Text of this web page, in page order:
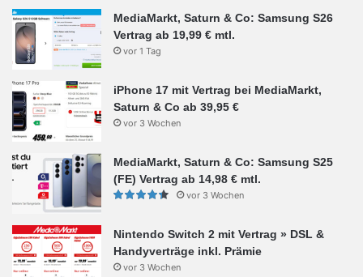
MediaMarkt, Saturn & Co: Samsung S26
Vertrag ab 19,99 € mtl.
vor 1 Tag
iPhone 17 mit Vertrag bei MediaMarkt,
Saturn & Co ab 39,95 €
vor 3 Wochen
MediaMarkt, Saturn & Co: Samsung S25
(FE) Vertrag ab 14,98 € mtl.
vor 3 Wochen
Nintendo Switch 2 mit Vertrag » DSL &
Handyverträge inkl. Prämie
vor 3 Wochen